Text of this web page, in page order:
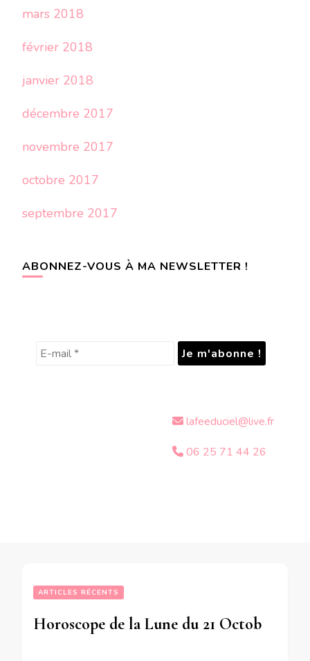
mars 2018
février 2018
janvier 2018
décembre 2017
novembre 2017
octobre 2017
septembre 2017
ABONNEZ-VOUS À MA NEWSLETTER !
lafeeduciel@live.fr
06 25 71 44 26
ARTICLES RÉCENTS